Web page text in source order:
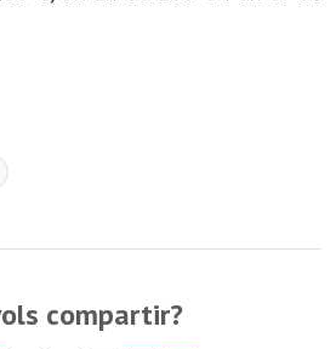
compartir?